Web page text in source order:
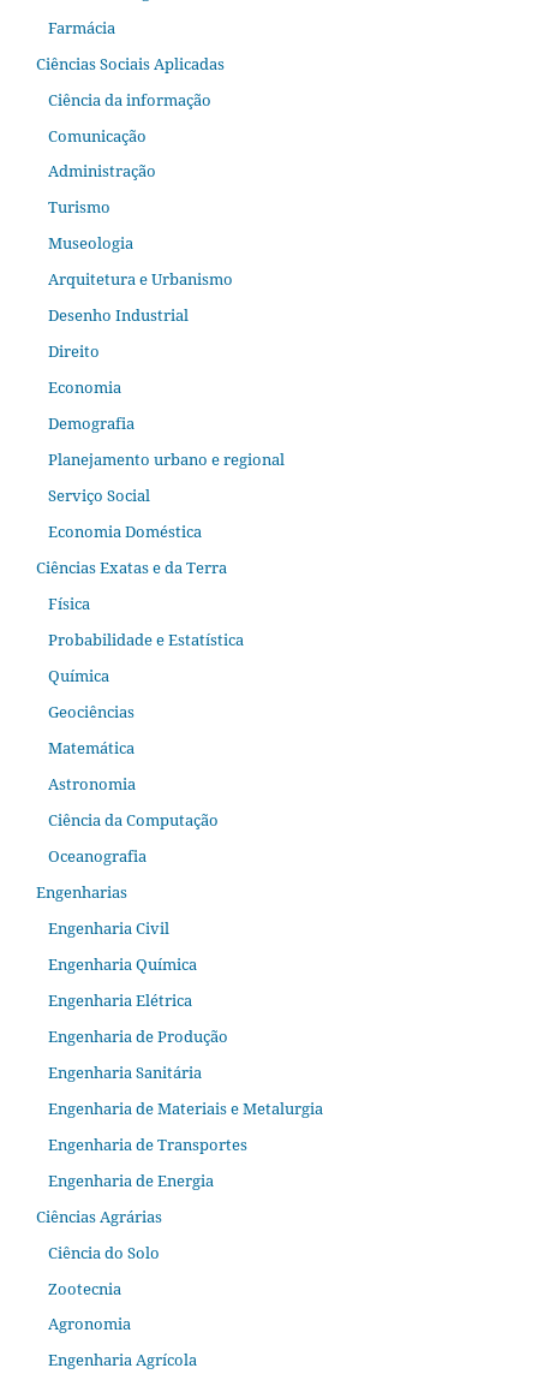
Farmácia
Ciências Sociais Aplicadas
Ciência da informação
Comunicação
Administração
Turismo
Museologia
Arquitetura e Urbanismo
Desenho Industrial
Direito
Economia
Demografia
Planejamento urbano e regional
Serviço Social
Economia Doméstica
Ciências Exatas e da Terra
Física
Probabilidade e Estatística
Química
Geociências
Matemática
Astronomia
Ciência da Computação
Oceanografia
Engenharias
Engenharia Civil
Engenharia Química
Engenharia Elétrica
Engenharia de Produção
Engenharia Sanitária
Engenharia de Materiais e Metalurgia
Engenharia de Transportes
Engenharia de Energia
Ciências Agrárias
Ciência do Solo
Zootecnia
Agronomia
Engenharia Agrícola